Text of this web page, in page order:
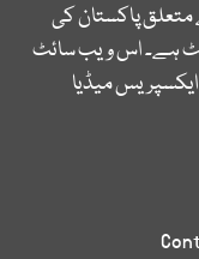
پاکستان کی
ہے۔ اس ویب سائٹ
میڈیا